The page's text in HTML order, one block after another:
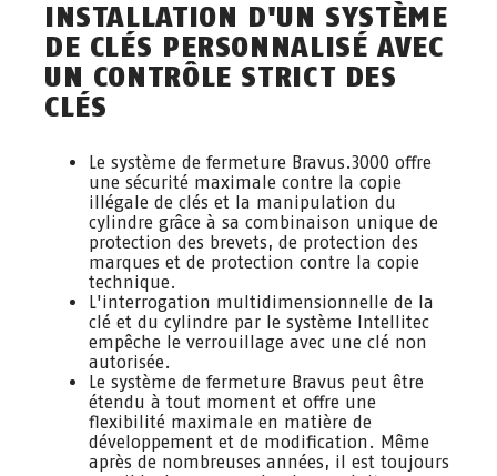
INSTALLATION D'UN SYSTÈME
DE CLÉS PERSONNALISÉ AVEC
UN CONTRÔLE STRICT DES
CLÉS
Le système de fermeture Bravus.3000 offre
une sécurité maximale contre la copie
illégale de clés et la manipulation du
cylindre grâce à sa combinaison unique de
protection des brevets, de protection des
marques et de protection contre la copie
technique.
L'interrogation multidimensionnelle de la
clé et du cylindre par le système Intellitec
empêche le verrouillage avec une clé non
autorisée.
Le système de fermeture Bravus peut être
étendu à tout moment et offre une
flexibilité maximale en matière de
développement et de modification. Même
après de nombreuses années, il est toujours